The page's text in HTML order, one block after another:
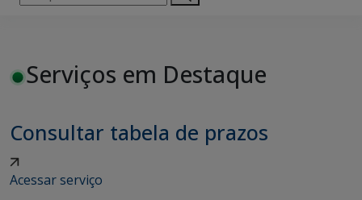
por:
Serviços em Destaque
Consultar tabela de prazos
Acessar serviço